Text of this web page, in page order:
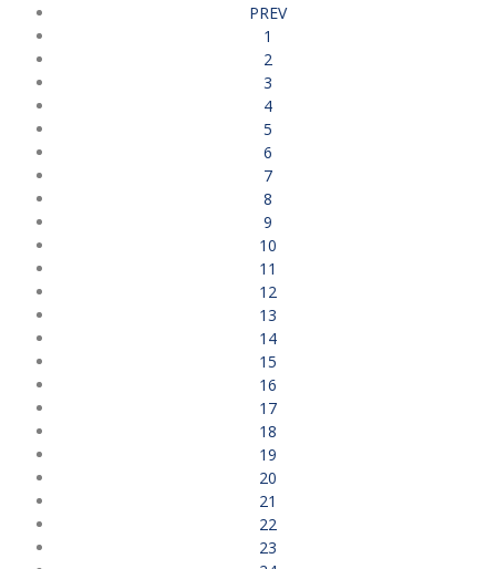
PREV
1
2
3
4
5
6
7
8
9
10
11
12
13
14
15
16
17
18
19
20
21
22
23